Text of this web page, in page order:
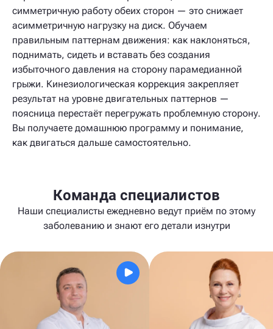
симметричную работу обеих сторон — это снижает
асимметричную нагрузку на диск. Обучаем
правильным паттернам движения: как наклоняться,
поднимать, сидеть и вставать без создания
избыточного давления на сторону парамедианной
грыжи. Кинезиологическая коррекция закрепляет
результат на уровне двигательных паттернов —
поясница перестаёт перегружать проблемную сторону.
Вы получаете домашнюю программу и понимание,
как двигаться дальше самостоятельно.
Команда специалистов
Наши специалисты ежедневно ведут приём по этому
заболеванию и знают его детали изнутри